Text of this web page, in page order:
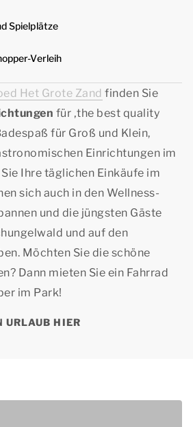
Spielplätze
Verleih
Het Grote Zand finden Sie
für ‚the best quality
für Groß und Klein,
Einrichtungen im
Ihre täglichen Einkäufe im
sich auch in den Wellness-
und die jüngsten Gäste
und auf den
Möchten Sie die schöne
Dann mieten Sie ein Fahrrad
im Park!
URLAUB HIER